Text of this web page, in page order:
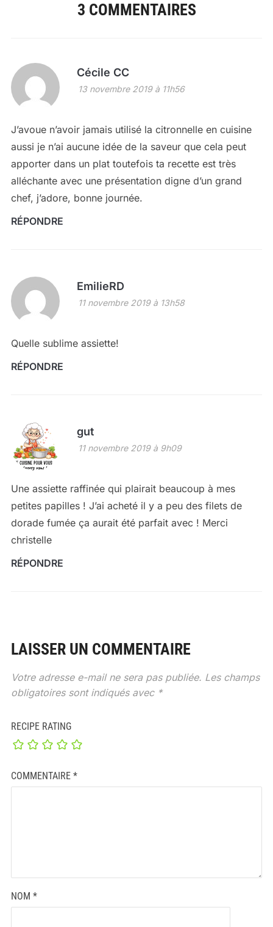
3 COMMENTAIRES
Cécile CC
13 novembre 2019 à 11h56
J’avoue n’avoir jamais utilisé la citronnelle en cuisine
aussi je n’ai aucune idée de la saveur que cela peut
apporter dans un plat toutefois ta recette est très
alléchante avec une présentation digne d’un grand
chef, j’adore, bonne journée.
RÉPONDRE
EmilieRD
11 novembre 2019 à 13h58
Quelle sublime assiette!
RÉPONDRE
gut
11 novembre 2019 à 9h09
Une assiette raffinée qui plairait beaucoup à mes
petites papilles ! J’ai acheté il y a peu des filets de
dorade fumée ça aurait été parfait avec ! Merci
christelle
RÉPONDRE
LAISSER UN COMMENTAIRE
Votre adresse e-mail ne sera pas publiée. Les champs
obligatoires sont indiqués avec *
RECIPE RATING
COMMENTAIRE *
NOM *